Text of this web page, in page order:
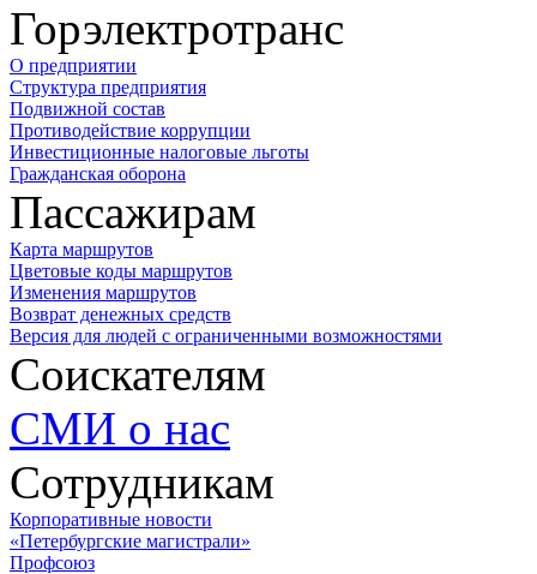
Горэлектротранс
О предприятии
Структура предприятия
Подвижной состав
Противодействие коррупции
Инвестиционные налоговые льготы
Гражданская оборона
Пассажирам
Карта маршрутов
Цветовые коды маршрутов
Изменения маршрутов
Возврат денежных средств
Версия для людей с ограниченными возможностями
Соискателям
СМИ о нас
Сотрудникам
Корпоративные новости
«Петербургские магистрали»
Профсоюз